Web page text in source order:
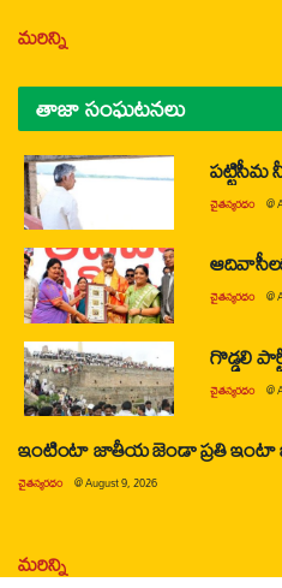
మరిన్ని
తాజా సంఘటనలు
పట్టిసీమ
చైతన్యరధం @
చైతన్యరధం @
గొడ్డలి
చైతన్యరధం @
ఇంటింటా జాతీయ జెండా ప్రతి ఇంటా
చైతన్యరధం @August 9, 2026
మరిన్ని